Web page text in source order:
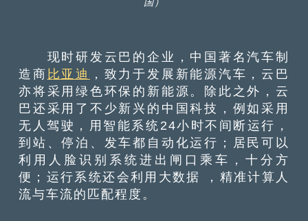
国）
现时研发云巴的企业，中国著名汽车制
造商 比亚迪
，致力于发展新能源汽车，云巴
亦将采用绿色环保的新能源。除此之外，云
巴还采用了不少新兴的中国科技，例如采用
无人驾驶，用智能系统24小时不间断运行，
到站、停泊、发车都自动化运行；居民可以
利用人脸识别系统进出闸口乘车，十分方
便；运行系统还会利用大数据 ，精准计算人
流与车流的匹配程度。